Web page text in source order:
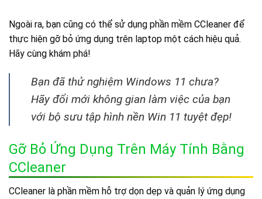
Ngoài ra, bạn cũng có thể sử dụng phần mềm CCleaner để
thực hiện gỡ bỏ ứng dụng trên laptop một cách hiệu quả.
Hãy cùng khám phá!
Bạn đã thử nghiệm Windows 11 chưa?
Hãy đổi mới không gian làm việc của bạn
với bộ sưu tập hình nền Win 11 tuyệt đẹp!
Gỡ Bỏ Ứng Dụng Trên Máy Tính Bằng
CCleaner
CCleaner là phần mềm hỗ trợ dọn dẹp và quản lý ứng dụng